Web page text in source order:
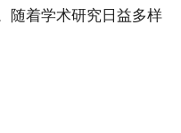
随着学术研究日益多样